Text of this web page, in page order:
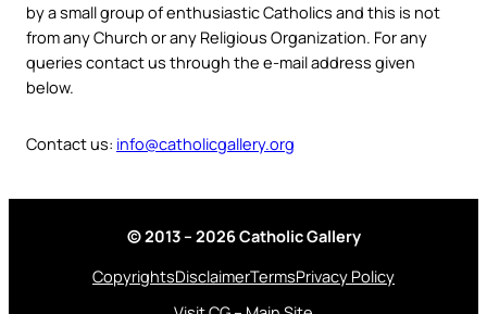
by a small group of enthusiastic Catholics and this is not
from any Church or any Religious Organization. For any
queries contact us through the e-mail address given
below.
Contact us: info@catholicgallery.org
© 2013 – 2026 Catholic Gallery
CopyrightsDisclaimerTermsPrivacy Policy